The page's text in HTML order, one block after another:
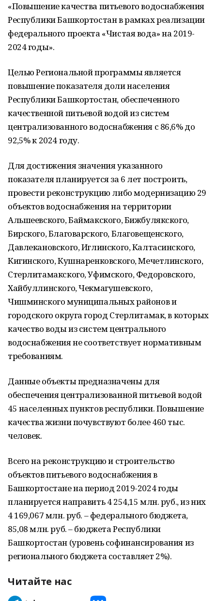
«Повышение качества питьевого водоснабжения
Республики Башкортостан в рамках реализации
федерального проекта «Чистая вода» на 2019-
2024 годы».
Целью Региональной программы является
повышение показателя доли населения
Республики Башкортостан, обеспеченного
качественной питьевой водой из систем
централизованного водоснабжения с 86,6% до
92,5% к 2024 году.
Для достижения значения указанного
показателя планируется за 6 лет построить,
провести реконструкцию либо модернизацию 29
объектов водоснабжения на территории
Альшеевского, Баймакского, Бижбулякского,
Бирского, Благоварского, Благовещенского,
Давлекановского, Иглинского, Калтасинского,
Кигинского, Кушнаренковского, Мечетлинского,
Стерлитамакского, Уфимского, Федоровского,
Хайбуллинского, Чекмагушевского,
Чишминского муниципальных районов и
городского округа город Стерлитамак, в которых
качество воды из систем центрального
водоснабжения не соответствует нормативным
требованиям.
Данные объекты предназначены для
обеспечения централизованной питьевой водой
45 населенных пунктов республики. Повышение
качества жизни почувствуют более 460 тыс.
человек.
Всего на реконструкцию и строительство
объектов питьевого водоснабжения в
Башкортостане на период 2019-2024 годы
планируется направить 4 254,15 млн. руб., из них
4 169,067 млн. руб. – федерального бюджета,
85,08 млн. руб. – бюджета Республики
Башкортостан (уровень софинансирования из
регионального бюджета составляет 2%).
Читайте нас